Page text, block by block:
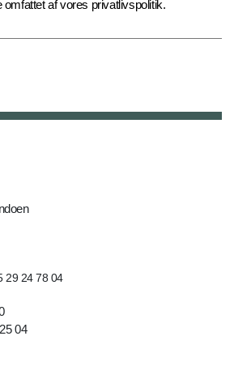
af vores privatlivspolitik.
29 24 78 04
04